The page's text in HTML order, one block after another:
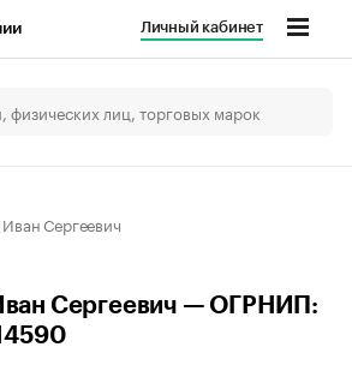
Личный кабинет
Сергеевич
Сергеевич — ОГРНИП: